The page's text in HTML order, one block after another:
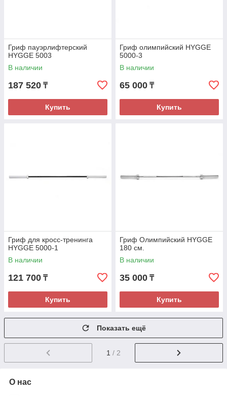
Гриф пауэрлифтерский
HYGGE 5003
В наличии
187 520 ₸
Купить
Гриф олимпийский HYGGE
5000-3
В наличии
65 000 ₸
Купить
Гриф для кросс-тренинга
HYGGE 5000-1
В наличии
121 700 ₸
Купить
Гриф Олимпийский HYGGE
180 см.
В наличии
35 000 ₸
Купить
Показать ещё
1 / 2
О нас